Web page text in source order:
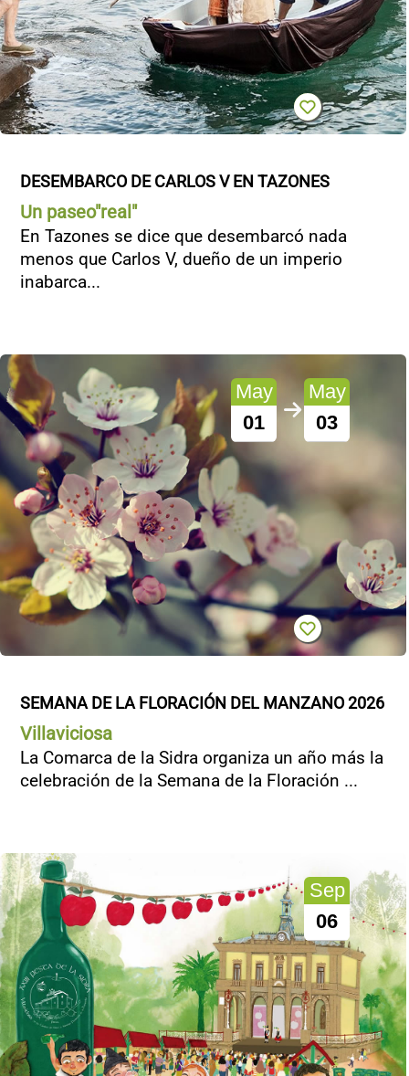
DESEMBARCO DE CARLOS V EN TAZONES
Un paseo"real"
En Tazones se dice que desembarcó nada
menos que Carlos V, dueño de un imperio
inabarca...
May
01
May
03
SEMANA DE LA FLORACIÓN DEL MANZANO 2026
Villaviciosa
La Comarca de la Sidra organiza un año más la
celebración de la Semana de la Floración ...
Sep
06